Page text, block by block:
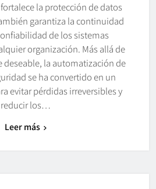
la protección de datos
garantiza la continuidad
de los sistemas
organización. Más allá de
deseable, la automatización de
se ha convertido en un
evitar pérdidas irreversibles y
reducir los…
Leer más